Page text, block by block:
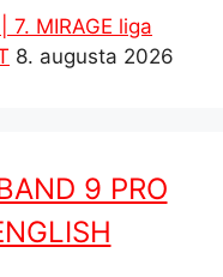
| 7. MIRAGE liga
8. augusta 2026
9 PRO